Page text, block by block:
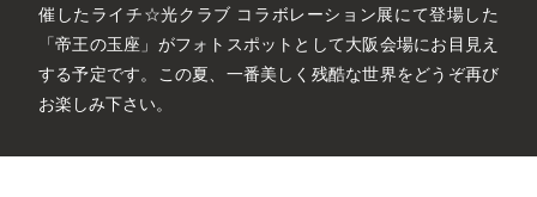
催したライチ☆光クラブ コラボレーション展にて登場した
「帝王の玉座」がフォトスポットとして大阪会場にお目見え
する予定です。この夏、一番美しく残酷な世界をどうぞ再び
お楽しみ下さい。